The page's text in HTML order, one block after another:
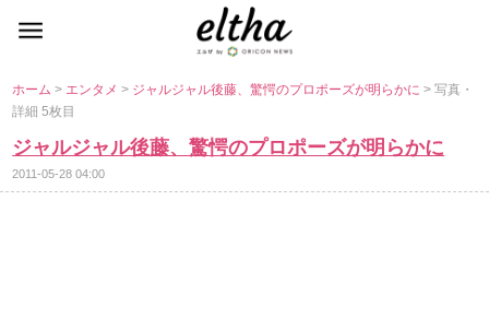
ホーム> エンタメ> ジャルジャル後藤、驚愕のプロポーズが明らかに> 写真・
詳細 5枚目
ジャルジャル後藤、驚愕のプロポーズが明らかに
2011-05-28 04:00